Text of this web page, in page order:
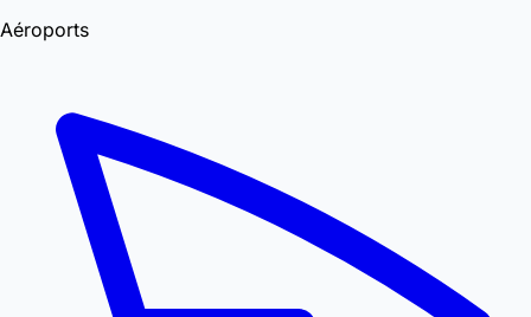
Aéroports